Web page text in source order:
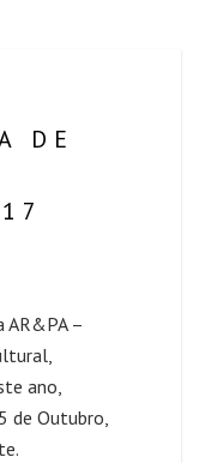
DE
AR&PA –
ano,
de Outubro,